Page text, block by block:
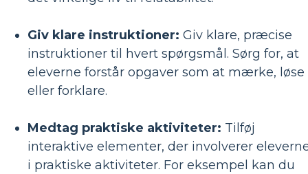
Giv klare instruktioner: Giv klare, præcise
instruktioner til hvert spørgsmål. Sørg for, at
eleverne forstår opgaver som at mærke, løse
eller forklare.
Medtag praktiske aktiviteter: Tilføj
interaktive elementer, der involverer
i praktiske aktiviteter. For eksempel kan du